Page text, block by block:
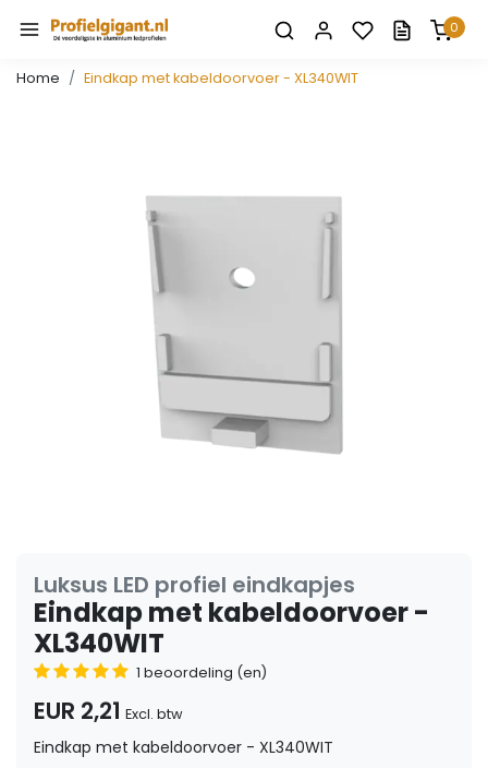
0
Home Eindkap met kabeldoorvoer - XL340WIT
Luksus LED profiel eindkapjes
Eindkap met kabeldoorvoer -
XL340WIT
1 beoordeling (en)
EUR 2,21 Excl. btw
Eindkap met kabeldoorvoer - XL340WIT